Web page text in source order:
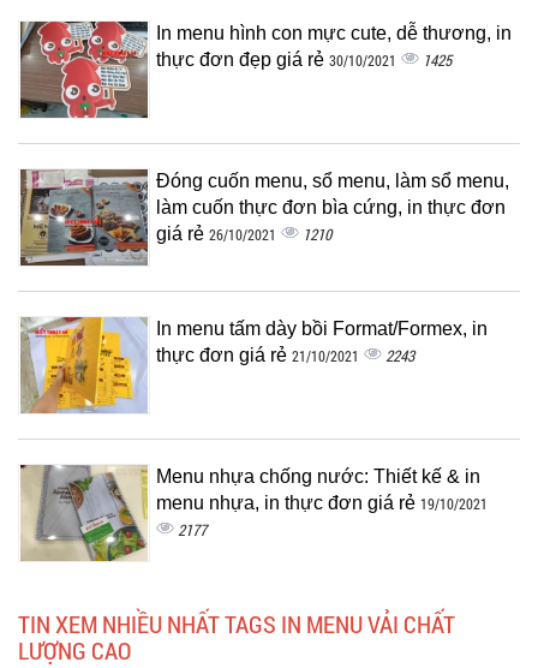
In menu hình con mực cute, dễ thương, in
thực đơn đẹp giá rẻ 30/10/2021 1425
Đóng cuốn menu, sổ menu, làm sổ menu,
làm cuốn thực đơn bìa cứng, in thực đơn
giá rẻ 26/10/2021 1210
In menu tấm dày bồi Format/Formex, in
thực đơn giá rẻ 21/10/2021 2243
Menu nhựa chống nước: Thiết kế & in
menu nhựa, in thực đơn giá rẻ 19/10/2021
2177
TIN XEM NHIỀU NHẤT TAGS IN MENU VẢI CHẤT
LƯỢNG CAO